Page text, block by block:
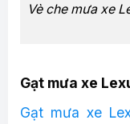
Vè che mưa xe
Gạt mưa xe
Gạt mưa xe